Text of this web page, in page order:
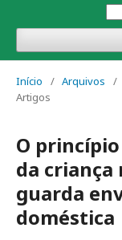
Início / Arquivos /
Artigos
O
da criança
guarda
doméstica